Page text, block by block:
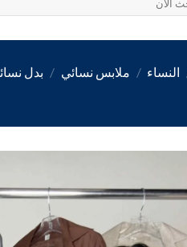
النساء / ملابس نسائي / بدل